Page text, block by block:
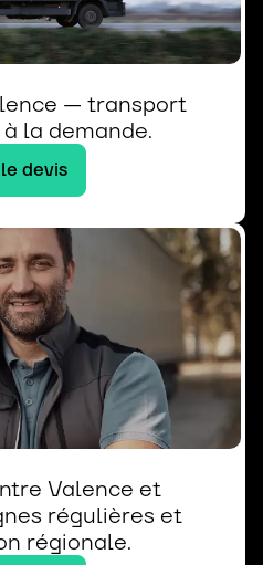
— transport
la demande.
devis
Valence et
régulières et
régionale.